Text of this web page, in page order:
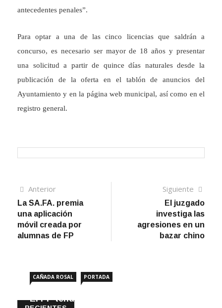
antecedentes penales”.
Para optar a una de las cinco licencias que saldrán a
concurso, es necesario ser mayor de 18 años y presentar
una solicitud a partir de quince días naturales desde la
publicación de la oferta en el tablón de anuncios del
Ayuntamiento y en la página web municipal, así como en el
registro general.
Navegación
de
entradas
AnteriorArtículo
anterior
La SA.FA. premia
una aplicación
móvil creada por
alumnas de FP
Siguiente
El juzgado
investiga las
agresiones en un
bazar chino
CAÑADA ROSAL PORTADA
El PP tendrá en Cañada Rosal una